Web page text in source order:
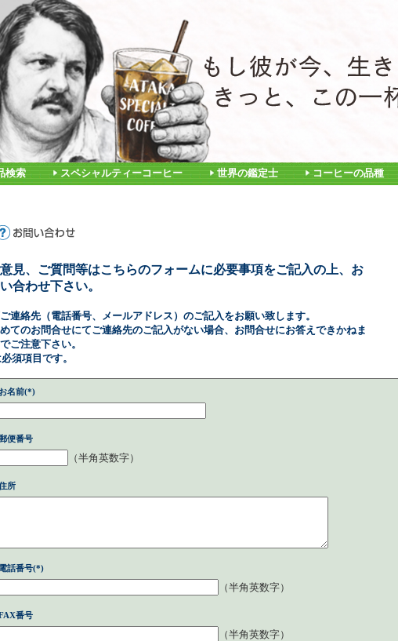
検索 スペシャルティーコーヒー 世界の鑑定士 コーヒーの品種
見、ご質問等はこちらのフォームに必要事項をご記入の上、お
合わせ下さい。
連絡先（電話番号、メールアドレス）のご記入をお願い致します。
てのお問合せにてご連絡先のご記入がない場合、お問合せにお答えできかねま
ご注意下さい。
須項目です。
名前(*)
便番号
（半角英数字）
所
話番号(*)
（半角英数字）
番号
（半角英数字）